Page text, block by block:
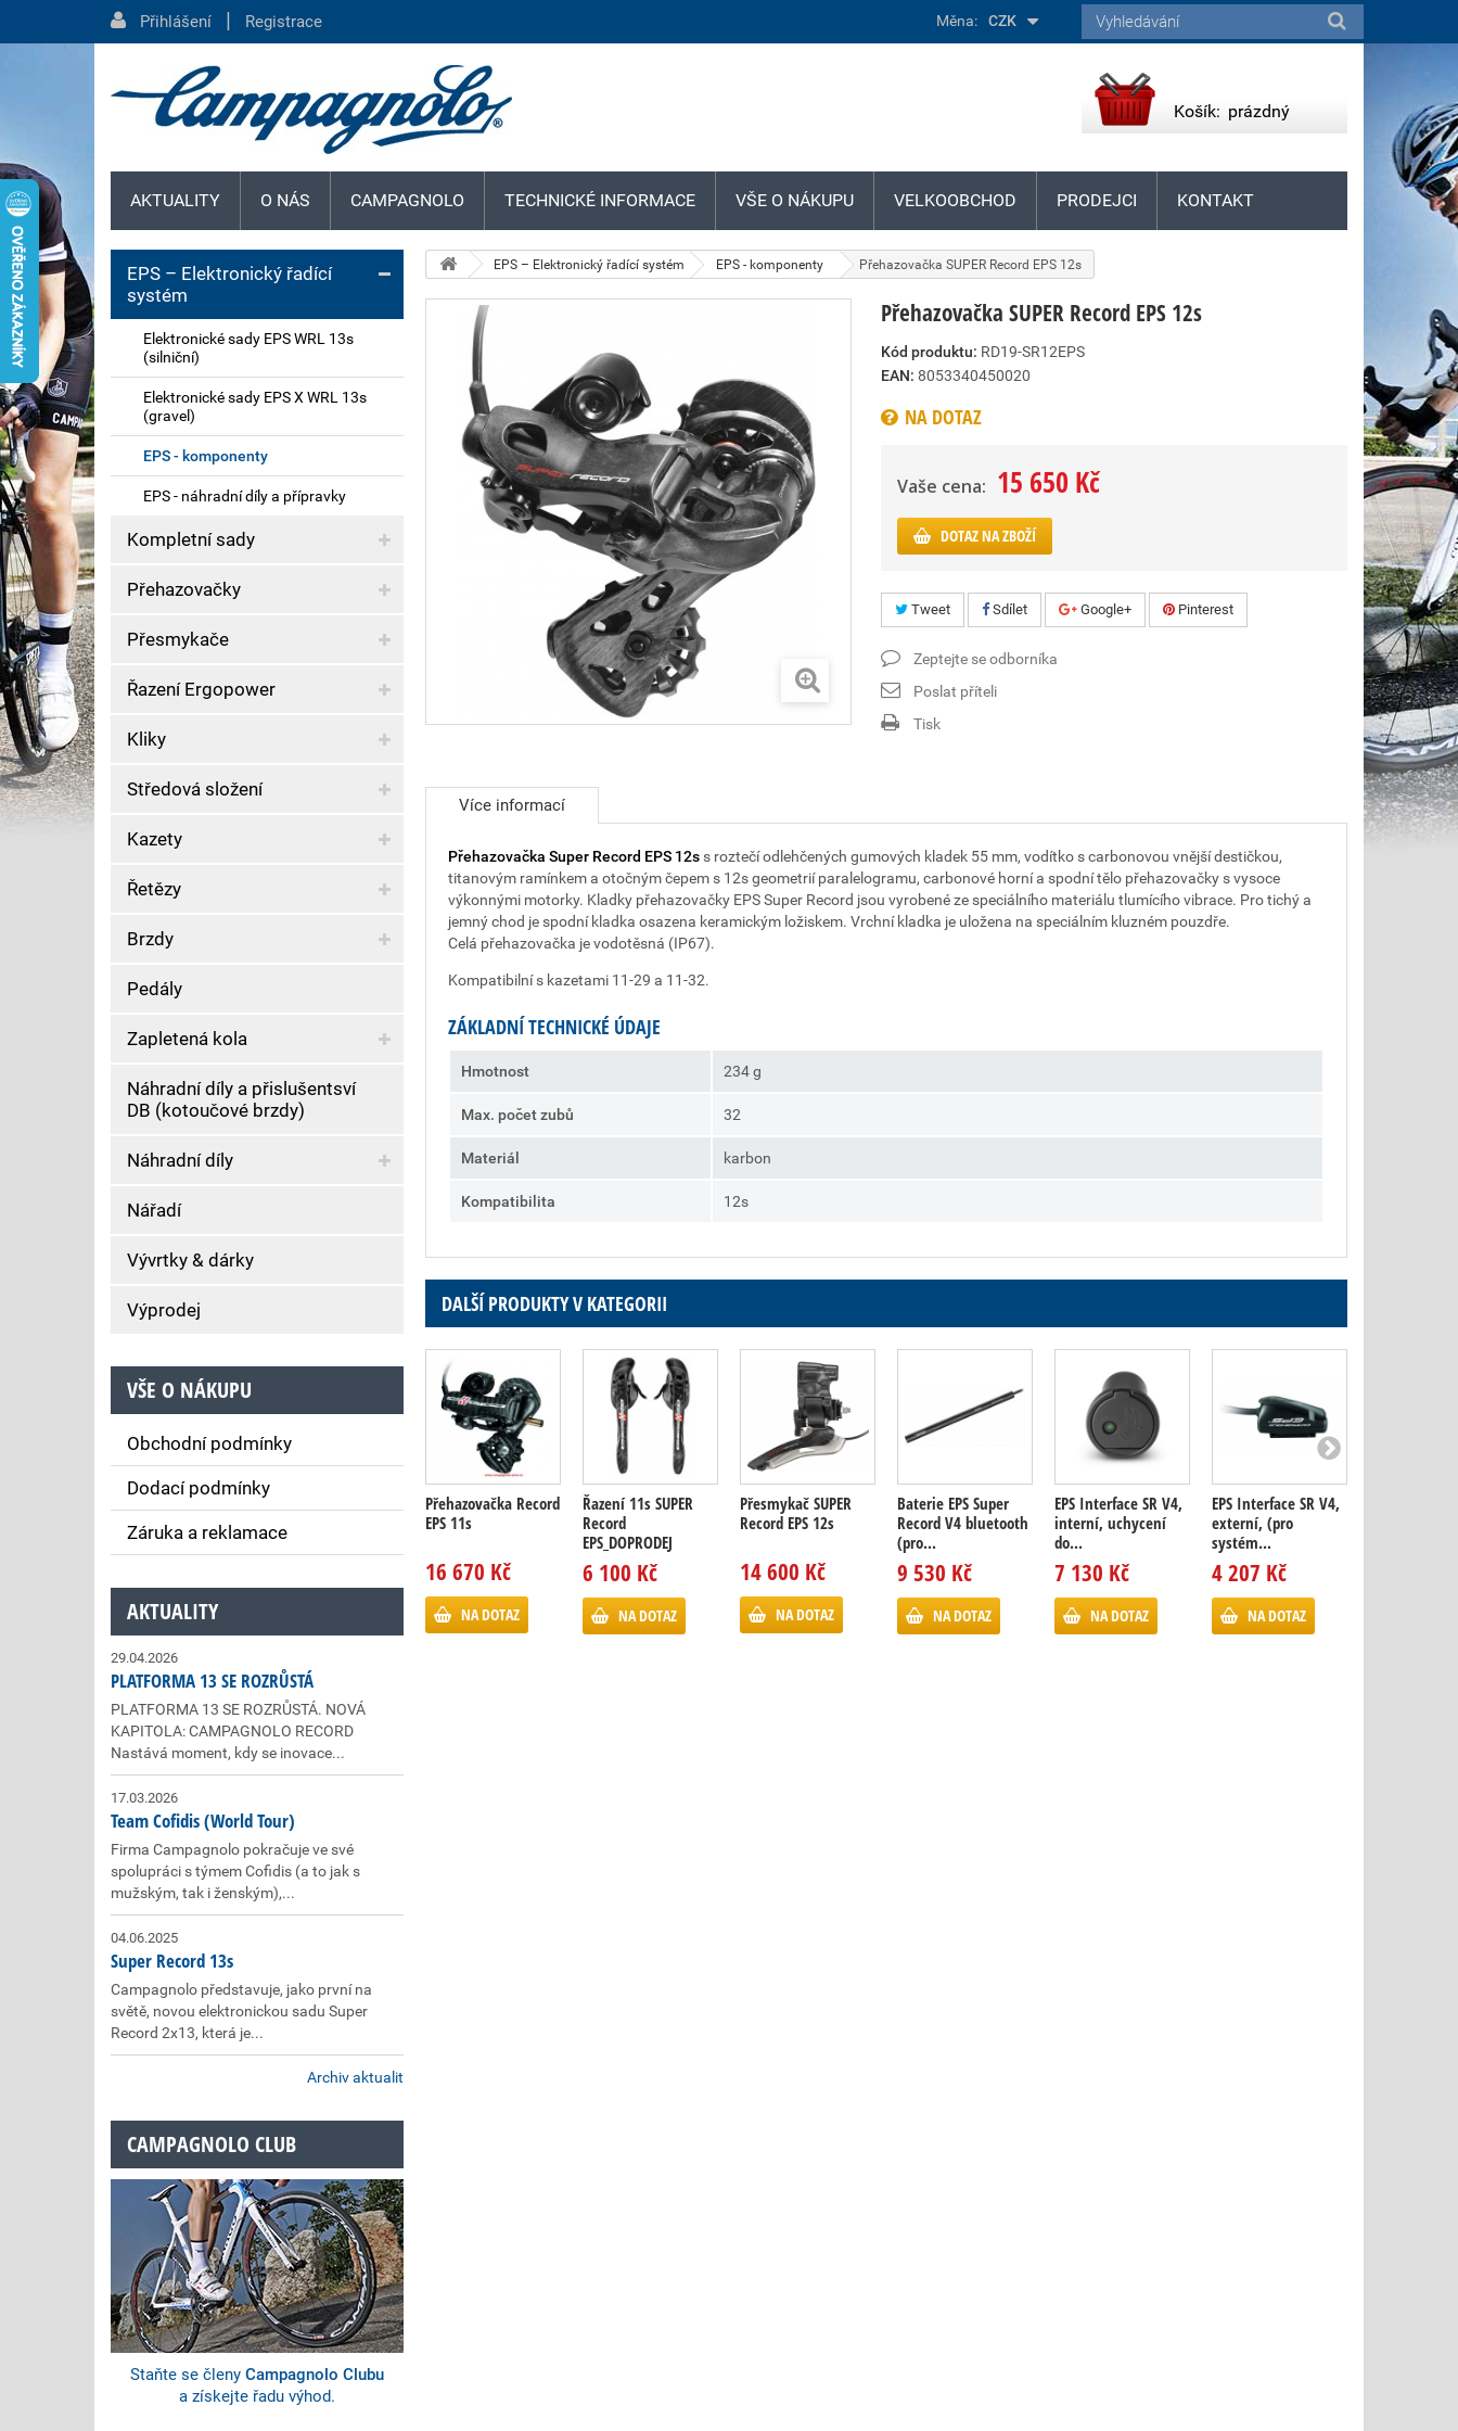
EPS – Elektronický řadící systém EPS - komponenty Přehazovačka SUPER Record EPS 12s
Přehazovačka SUPER Record EPS 12s
Kód produktu: RD19-SR12EPS
EAN: 8053340450020
NA DOTAZ
Vaše cena: 15 650 Kč
DOTAZ NA ZBOŽÍ
Tweet Sdílet Google+ Pinterest
Zeptejte se odborníka
Poslat příteli
Tisk
Více informací
Přehazovačka Super Record EPS 12s s roztečí odlehčených gumových kladek 55 mm, vodítko s carbonovou vnější destičkou,
titanovým ramínkem a otočným čepem s 12s geometrií paralelogramu, carbonové horní a spodní tělo přehazovačky s vysoce
výkonnými motorky. Kladky přehazovačky EPS Super Record jsou vyrobené ze speciálního materiálu tlumícího vibrace. Pro tichý a
jemný chod je spodní kladka osazena keramickým ložiskem. Vrchní kladka je uložena na speciálním kluzném pouzdře.
Celá přehazovačka je vodotěsná (IP67).
Kompatibilní s kazetami 11-29 a 11-32.
ZÁKLADNÍ TECHNICKÉ ÚDAJE
Hmotnost 234 g
Max. počet zubů 32
Materiál karbon
Kompatibilita 12s
DALŠÍ PRODUKTY V KATEGORII
Přehazovačka Record
EPS 11s
16 670 Kč
NA DOTAZ
Řazení 11s SUPER
Record
EPS_DOPRODEJ
6 100 Kč
NA DOTAZ
Přesmykač SUPER
Record EPS 12s
14 600 Kč
NA DOTAZ
Baterie EPS Super
Record V4 bluetooth
(pro...
9 530 Kč
NA DOTAZ
EPS Interface SR V4,
interní, uchycení
do...
7 130 Kč
NA DOTAZ
EPS Interface SR V4,
externí, (pro
systém...
4 207 Kč
NA DOTAZ
EPS – Elektronický řadící
systém
Elektronické sady EPS WRL 13s
(silniční)
Elektronické sady EPS X WRL 13s
(gravel)
EPS - komponenty
EPS - náhradní díly a přípravky
Kompletní sady
Přehazovačky
Přesmykače
Řazení Ergopower
Kliky
Středová složení
Kazety
Řetězy
Brzdy
Pedály
Zapletená kola
Náhradní díly a přislušentsví
DB (kotoučové brzdy)
Náhradní díly
Nářadí
Vývrtky & dárky
Výprodej
VŠE O NÁKUPU
Obchodní podmínky
Dodací podmínky
Záruka a reklamace
AKTUALITY
29.04.2026
PLATFORMA 13 SE ROZRŮSTÁ
PLATFORMA 13 SE ROZRŮSTÁ. NOVÁ
KAPITOLA: CAMPAGNOLO RECORD
Nastává moment, kdy se inovace...
17.03.2026
Team Cofidis (World Tour)
Firma Campagnolo pokračuje ve své
spolupráci s týmem Cofidis (a to jak s
mužským, tak i ženským),...
04.06.2025
Super Record 13s
Campagnolo představuje, jako první na
světě, novou elektronickou sadu Super
Record 2x13, která je...
Archiv aktualit
CAMPAGNOLO CLUB
Staňte se členy Campagnolo Clubu
a získejte řadu výhod.
Přihlášení | Registrace Měna: CZK
Košík: prázdný
AKTUALITY O NÁS CAMPAGNOLO TECHNICKÉ INFORMACE VŠE O NÁKUPU VELKOOBCHOD PRODEJCI KONTAKT